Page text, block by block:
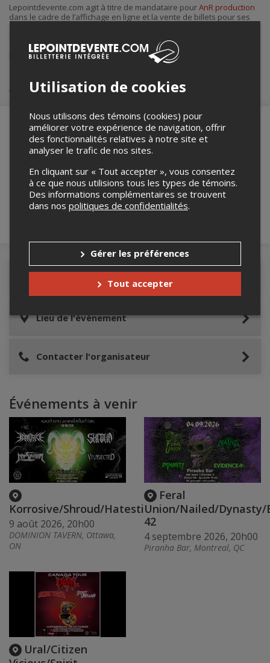
courriel
Lepointdevente.com agit à titre de mandataire pourAnR production
dans le cadre de l’affichage en ligne et la vente de billets pour ses
contacter l’organisateur de l’événement,AnR production
RobertoCastello411@gmail.com.
Achat de billets
Merci de confirmer que vous n'êtes pas un
robot ci-bas.
Détails de l'événement
Lieu de l'événement
Contacter l'organisateur
Événements à venir
Korrosive/Shroud/Hatestinger/Vivisected
9 août 2026, 20h00
DOMINION TAVERN, Ottawa,
ON
Feral
Union/Nailed/Dynasty/
42
4 septembre 2026, 20h00
Piranha Bar, Montreal, QC
Ural/Citizen
Utilisation de cookies
Nous utilisons des témoins (cookies) pour
améliorer votre expérience de navigation, offrir
des fonctionnalités relatives à notre site et
analyser le trafic de nos sites.
En cliquant sur « Tout accepter », vous consentez
à ce que nous utilisions tous les types de témoins.
Des informations complémentaires se trouvent
dans nos politiques de confidentialités.
Gérer les préférences
Tout accepter